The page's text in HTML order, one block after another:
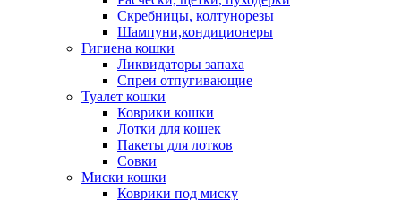
Скребницы, колтунорезы
Шампуни,кондиционеры
Гигиена кошки
Ликвидаторы запаха
Спреи отпугивающие
Туалет кошки
Коврики кошки
Лотки для кошек
Пакеты для лотков
Совки
Миски кошки
Коврики под миску